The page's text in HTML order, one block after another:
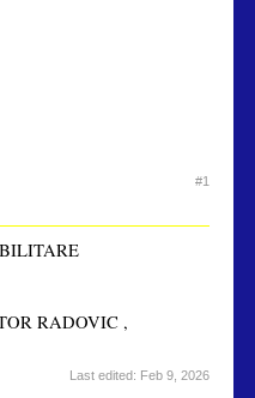
#1
RADOVIC ,
Last edited: Feb 9, 2026